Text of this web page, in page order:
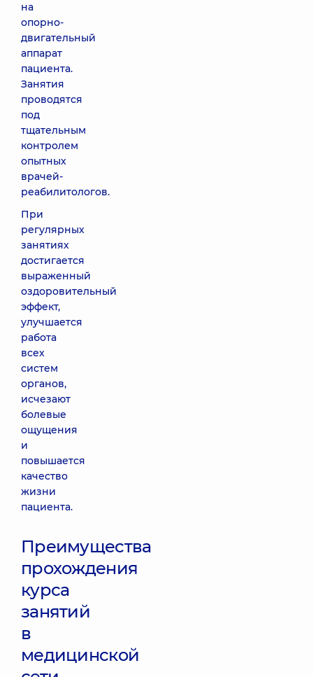
на
опорно-
двигательный
аппарат
пациента.
Занятия
проводятся
под
тщательным
контролем
опытных
врачей-
реабилитологов.
При
регулярных
занятиях
достигается
выраженный
оздоровительный
эффект,
улучшается
работа
всех
систем
органов,
исчезают
болевые
ощущения
и
повышается
качество
жизни
пациента.
Преимущества
прохождения
курса
занятий
в
медицинской